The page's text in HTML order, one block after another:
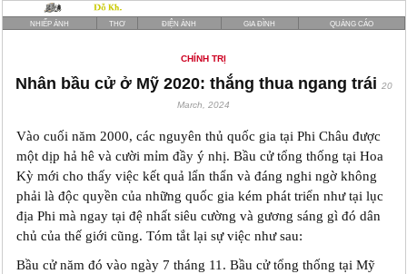
NHIẾP ẢNH THƠ ĐIỆN ẢNH GIA ĐÌNH QUẢNG CÁO
CHÍNH TRỊ
Nhân bầu cử ở Mỹ 2020: thắng thua ngang trái 20
March, 2024
Vào cuối năm 2000, các nguyên thủ quốc gia tại Phi Châu được
một dịp hả hê và cười mỉm đầy ‎ý nhị. Bầu cử tổng thống tại Hoa
Kỳ mới cho thấy việc kết quả lẩn thẩn và đáng nghi ngờ không
phải là độc quyền của những quốc gia kém phát triển như tại lục
địa Phi mà ngay tại đệ nhất siêu cường và gương sáng gì đó dân
chủ của thế giới cũng. Tóm tắt lại sự việc như sau:
Bầu cử năm đó vào ngày 7 tháng 11. Bầu cử tổng thống tại Mỹ